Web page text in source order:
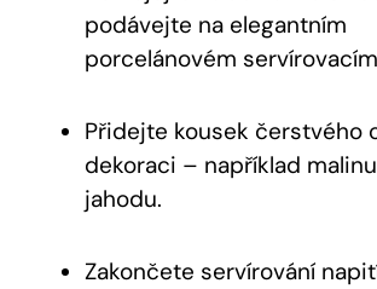
podávejte na elegantním
porcelánovém
Přidejte ‌kousek‍ čerstvého
dekoraci – například⁤
jahodu.
Zakončete servírování